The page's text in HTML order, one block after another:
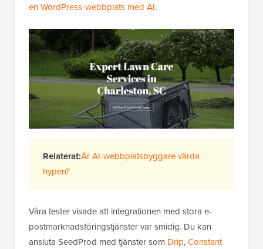
en WordPress-webbplats med AI.
Relaterat:Är AI-webbplatsbyggare värda
hypen?
Våra tester visade att integrationen med stora e-
postmarknadsföringstjänster var smidig. Du kan
ansluta SeedProd med tjänster som Drip,Constant